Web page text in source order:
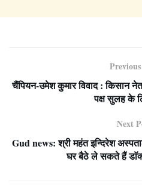
चैंपियन-उमेश कुमार विवाद : किसान
पक्ष सुलह के
Next
Gud news: श्री महंत इन्दिरेश
घर बैठे ले सकते हैं